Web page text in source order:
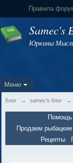
Правила
Samec's
Юркины
Меню
Блог → samec's блог →
Продаем
Рецепты